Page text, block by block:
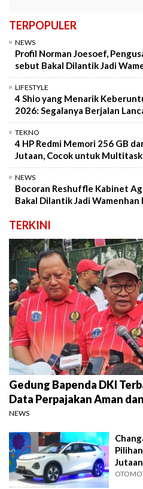
TERPOPULER
NEWS
Profil Norman Joesoef,
sebut Bakal Dilantik Jadi
LIFESTYLE
4 Shio yang Menarik
2026: Segalanya Berjalan
TEKNO
4 HP Redmi Memori 256 GB
Jutaan, Cocok untuk
NEWS
Bocoran Reshuffle Kabinet
Bakal Dilantik Jadi Wamenhan
TERKINI
Gedung Bapenda DKI
Data Perpajakan Aman
NEWS